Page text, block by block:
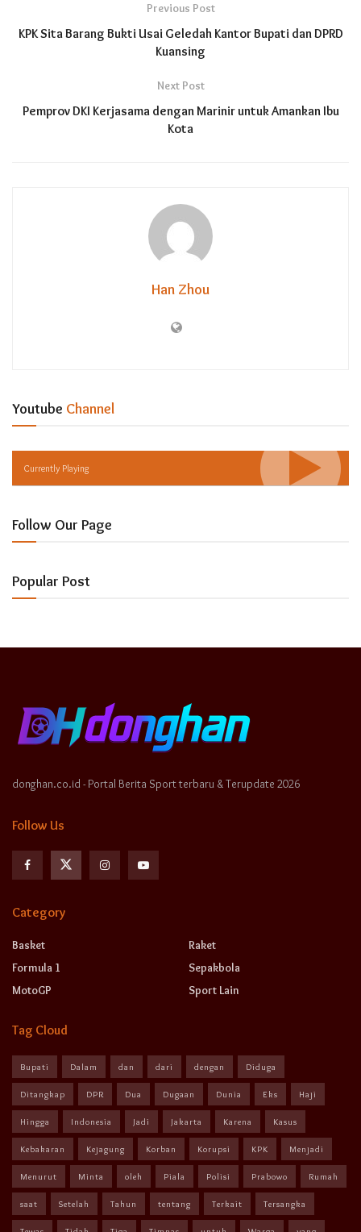
Previous Post
KPK Sita Barang Bukti Usai Geledah Kantor Bupati dan DPRD
Kuansing
Next Post
Pemprov DKI Kerjasama dengan Marinir untuk Amankan Ibu
Kota
Han Zhou
Youtube Channel
Currently Playing
Follow Our Page
Popular Post
donghan.co.id - Portal Berita Sport terbaru & Terupdate 2026
Follow Us
Category
Basket
Formula 1
MotoGP
Raket
Sepakbola
Sport Lain
Tag Cloud
Bupati Dalam dan dari dengan Diduga
Ditangkap DPR Dua Dugaan Dunia Eks Haji
Hingga Indonesia Jadi Jakarta Karena Kasus
Kebakaran Kejagung Korban Korupsi KPK Menjadi
Menurut Minta oleh Piala Polisi Prabowo Rumah
saat Setelah Tahun tentang Terkait Tersangka